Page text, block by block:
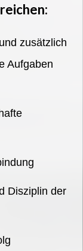
zusätzlich
Aufgaben
Disziplin der